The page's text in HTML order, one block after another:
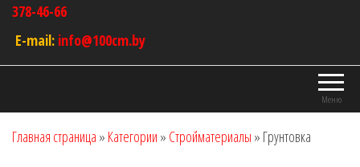
378-46-66
E-mail: info@100cm.by
Меню
Главная страница » Категории » Стройматериалы » Грунтовка